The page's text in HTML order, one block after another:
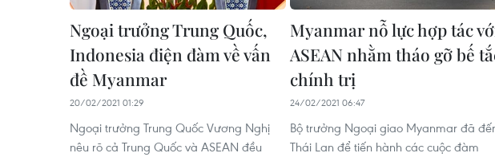
Ngoại trưởng Trung Quốc,
Indonesia điện đàm về vấn
đề Myanmar
20/02/2021 01:29
Ngoại trưởng Trung Quốc Vương Nghị
nêu rõ cả Trung Quốc và ASEAN đều
Myanmar nỗ lực hợp tác
ASEAN nhằm tháo gỡ bế
chính trị
24/02/2021 06:47
Bộ trưởng Ngoại giao Myanmar đã
Thái Lan để tiến hành các cuộc đàm